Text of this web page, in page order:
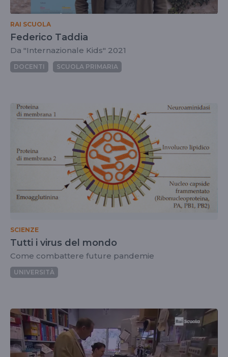
RAI SCUOLA
Federico Taddia
Da "Internazionale Kids" 2021
DOCENTI SCUOLA PRIMARIA
SCIENZE
Tutti i virus del mondo
Come combattere future pandemie
UNIVERSITÀ